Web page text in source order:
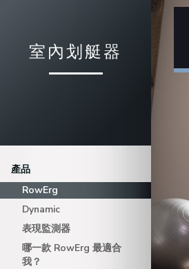
室內划艇器
產品
RowErg
Dynamic
表現監測器
哪一款 RowErg 最適合
我？
Player